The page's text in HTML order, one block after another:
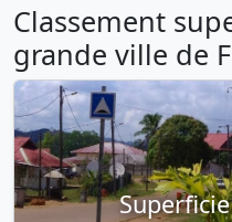
Classement
grande ville de